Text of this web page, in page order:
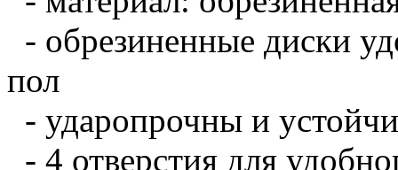
- обрезиненные диски
пол
- ударопрочны и
- 4 отверстия для